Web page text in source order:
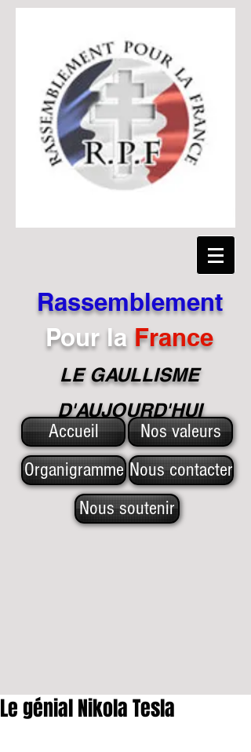
Rassemblement
Pour la France
LE GAULLISME
D'AUJOURD'HUI
Accueil
Nos valeurs
Organigramme Nous contacter
Nous soutenir
Le génial Nikola Tesla